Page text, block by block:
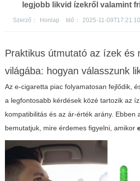
legjobb likvid ízekről valamint
Szerző： Honlap Idő： 2025-11-
Praktikus útmutató az ízek és
világába: hogyan válasszunk
Az e-cigaretta piac folyamatosan fejlődik,
a legfontosabb kérdések közé tartozik az
kompatibilitás és az ár-érték arány. Ebben
bemutatjuk, mire érdemes figyelni, amikor